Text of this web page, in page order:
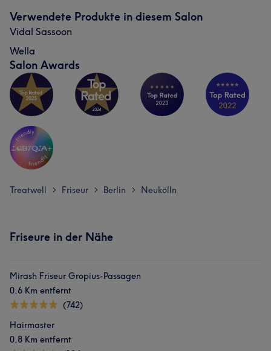
Verwendete Produkte in diesem Salon
Vidal Sassoon
Wella
Salon Awards
Treatwell > Friseur > Berlin > Neukölln
Friseure in der Nähe
Mirash Friseur Gropius-Passagen
0,6 Km entfernt
(742)
Hairmaster
0,8 Km entfernt